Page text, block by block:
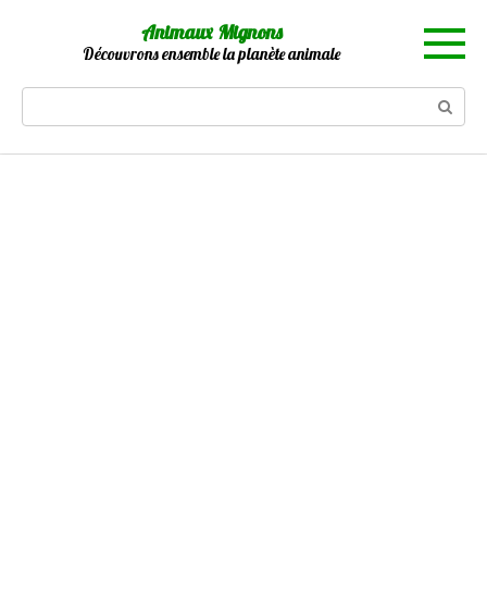
Animaux Mignons
Découvrons ensemble la planète animale